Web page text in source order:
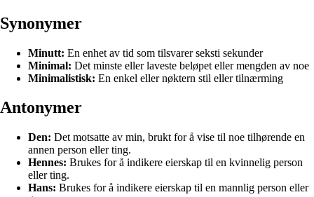
Synonymer
Minutt: En enhet av tid som tilsvarer seksti sekunder
Minimal: Det minste eller laveste beløpet eller mengden av noe
Minimalistisk: En enkel eller nøktern stil eller tilnærming
Antonymer
Den: Det motsatte av min, brukt for å vise til noe tilhørende en
annen person eller ting.
Hennes: Brukes for å indikere eierskap til en kvinnelig person
eller ting.
Hans: Brukes for å indikere eierskap til en mannlig person eller